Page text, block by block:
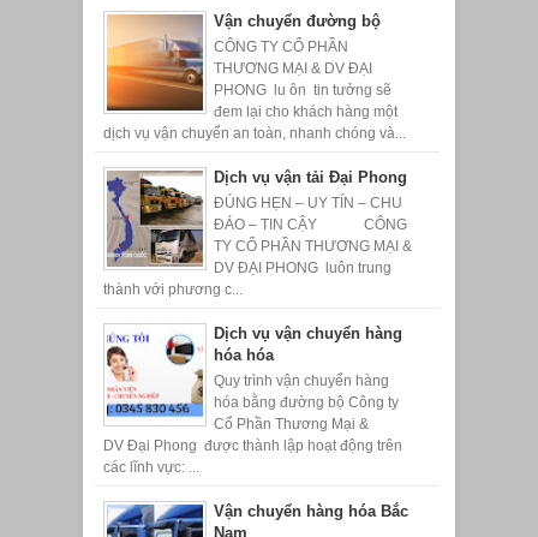
Vận chuyển đường bộ
CÔNG TY CỔ PHẦN
THƯƠNG MẠI & DV ĐẠI
PHONG lu ôn tin tưởng sẽ
đem lại cho khách hàng một
dịch vụ vận chuyển an toàn, nhanh chóng và...
Dịch vụ vận tải Đại Phong
ĐÚNG HẸN – UY TÍN – CHU
ĐÁO – TIN CẬY CÔNG
TY CỔ PHẦN THƯƠNG MẠI &
DV ĐẠI PHONG luôn trung
thành với phương c...
Dịch vụ vận chuyển hàng
hóa hóa
Quy trình vận chuyển hàng
hóa bằng đường bộ Công ty
Cổ Phần Thương Mại &
DV Đại Phong được thành lập hoạt động trên
các lĩnh vực: ...
Vận chuyển hàng hóa Bắc
Nam